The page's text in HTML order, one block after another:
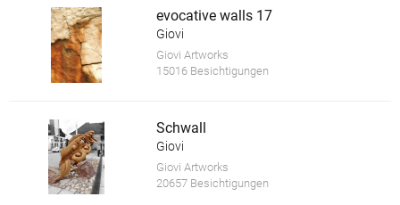
evocative walls 17
Giovi
Giovi Artworks
15016 Besichtigungen
Schwall
Giovi
Giovi Artworks
20657 Besichtigungen